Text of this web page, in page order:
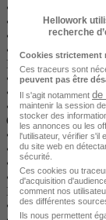
• Valeur cible
• Analyse
• Solveur
• Scénarios
Images et dessins
• Insérer une image
• Dessiner des
• WordArt
Outils divers
• Vérifier
• Rechercher et
• Associer un
• Fractionner une
Import, export,
• Exporter un
Hellowork
recherche
Cookies strictement
Ces traceurs sont
peuvent pas être
Il s'agit notamment de
maintenir la session
stocker des
les annonces ou les
l'utilisateur, vérifier s'il
du site web en
sécurité.
Ces cookies ou
d'acquisition
comment nos
des différentes
Ils nous permettent